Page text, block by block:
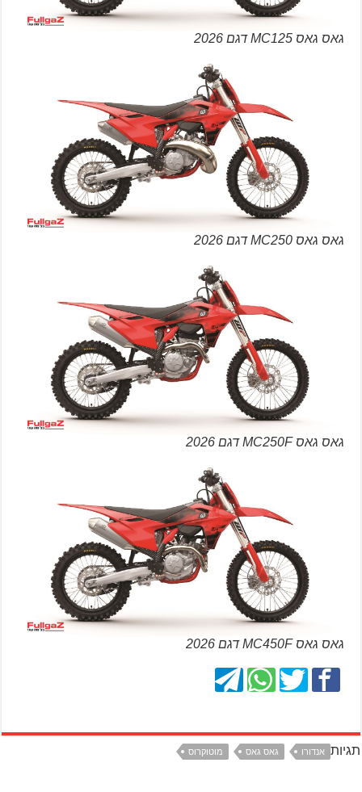
גאס גאס MC125 דגם 2026
גאס גאס MC250 דגם 2026
גאס גאס MC250F דגם 2026
גאס גאס MC450F דגם 2026
תגיות אנדורו גאס גאס מוטוקרוס